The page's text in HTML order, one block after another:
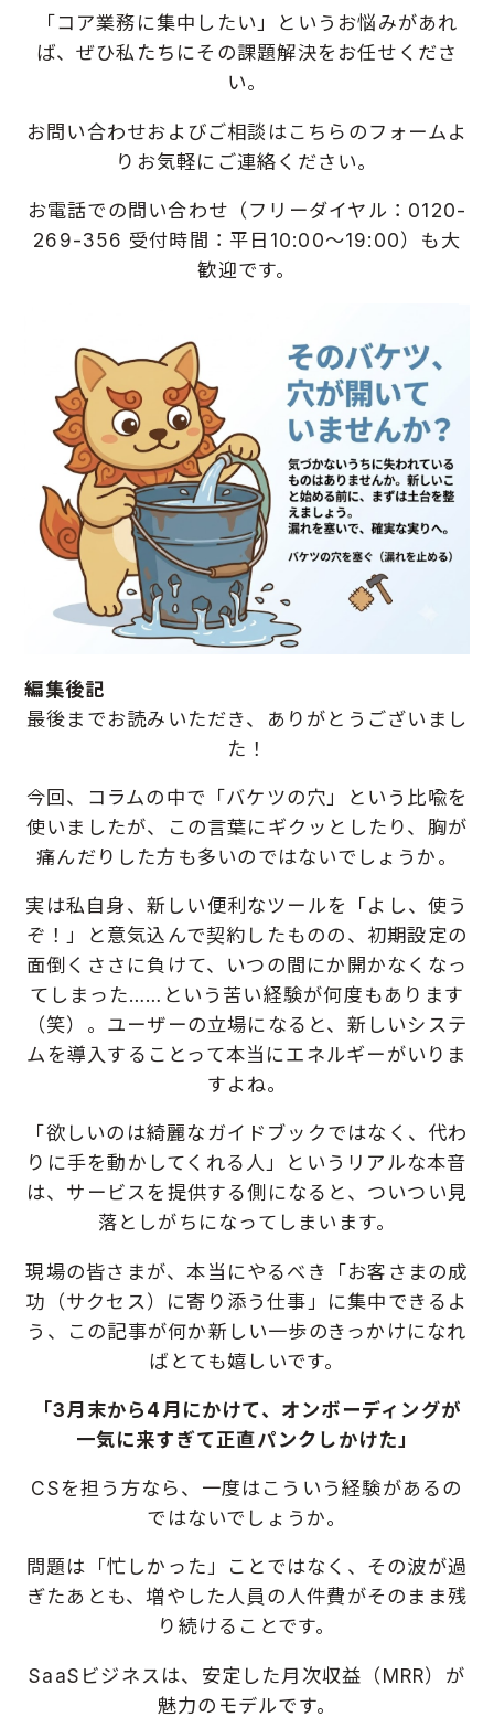
「コア業務に集中したい」というお悩みがあれ
ば、ぜひ私たちにその課題解決をお任せくださ
い。
お問い合わせおよびご相談はこちらのフォームよ
りお気軽にご連絡ください。
お電話での問い合わせ（フリーダイヤル：0120-
269-356 受付時間：平日10:00〜19:00）も大
歓迎です。
編集後記
最後までお読みいただき、ありがとうございまし
た！
今回、コラムの中で「バケツの穴」という比喩を
使いましたが、この言葉にギクッとしたり、胸が
痛んだりした方も多いのではないでしょうか。
実は私自身、新しい便利なツールを「よし、使う
ぞ！」と意気込んで契約したものの、初期設定の
面倒くささに負けて、いつの間にか開かなくなっ
てしまった……という苦い経験が何度もあります
（笑）。 ユーザーの立場になると、新しいシステ
ムを導入することって本当にエネルギーがいりま
すよね。
「欲しいのは綺麗なガイドブックではなく、代わ
りに手を動かしてくれる人」というリアルな本音
は、サービスを提供する側になると、ついつい見
落としがちになってしまいます。
現場の皆さまが、本当にやるべき「お客さまの成
功（サクセス）に寄り添う仕事」に集中できるよ
う、この記事が何か新しい一歩のきっかけになれ
ばとても嬉しいです。
「3月末から4月にかけて、オンボーディングが
一気に来すぎて正直パンクしかけた」
CSを担う方なら、一度はこういう経験があるの
ではないでしょうか。
問題は「忙しかった」ことではなく、その波が過
ぎたあとも、増やした人員の人件費がそのまま残
り続けることです。
SaaSビジネスは、安定した月次収益（MRR）が
魅力のモデルです。